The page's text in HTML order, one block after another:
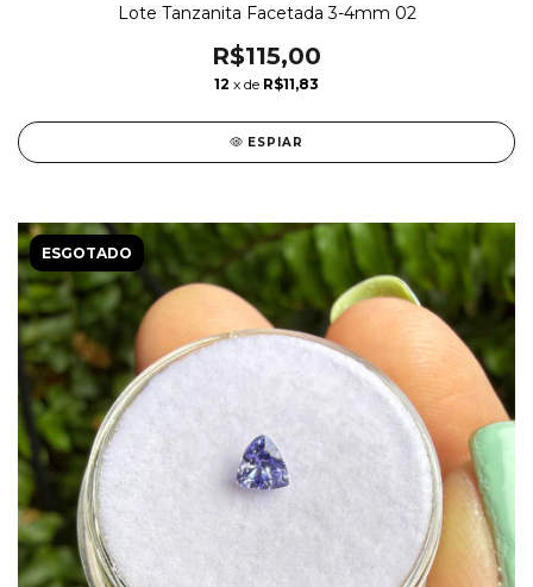
Lote Tanzanita Facetada 3-4mm 02
R$115,00
12 x de R$11,83
ESPIAR
ESGOTADO